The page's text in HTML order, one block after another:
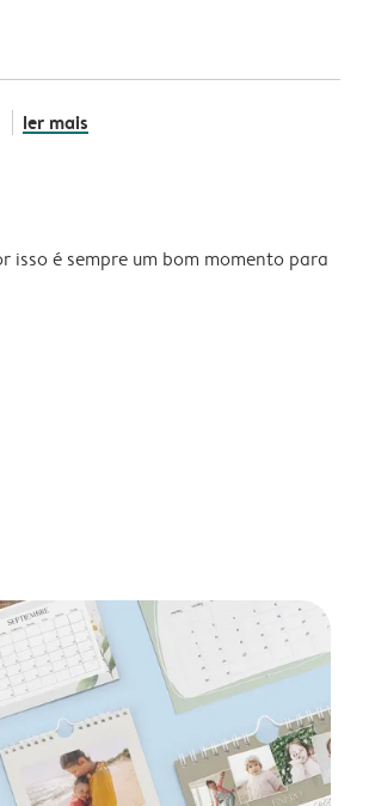
ler mais
isso é sempre um bom momento para